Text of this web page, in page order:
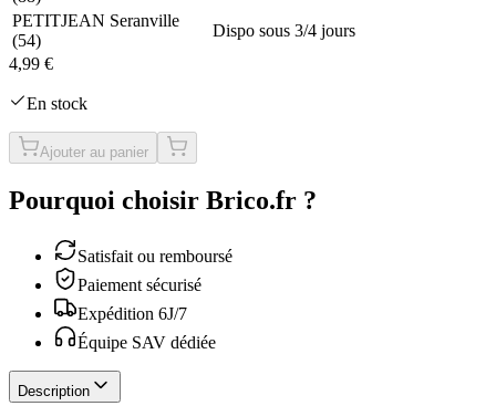
PETITJEAN Seranville
(54)
Dispo sous 3/4 jours
4,99 €
En stock
Ajouter au panier
Pourquoi choisir Brico.fr ?
Satisfait ou remboursé
Paiement sécurisé
Expédition 6J/7
Équipe SAV dédiée
Description